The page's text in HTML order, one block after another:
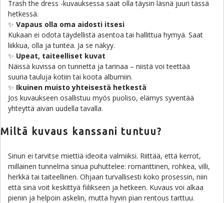
Trash the dress -kuvauksessa saat olla täysin läsnä juuri tässä
hetkessä.
✨ Vapaus olla oma aidosti itsesi
Kukaan ei odota täydellistä asentoa tai hallittua hymyä. Saat
liikkua, olla ja tuntea. Ja se näkyy.
✨ Upeat, taiteelliset kuvat
Näissä kuvissa on tunnetta ja tarinaa – niistä voi teettää
suuria tauluja kotiin tai koota albumiin.
✨ Ikuinen muisto yhteisestä hetkestä
Jos kuvaukseen osallistuu myös puoliso, elämys syventää
yhteyttä aivan uudella tavalla.
Miltä kuvaus kanssani tuntuu?
Sinun ei tarvitse miettiä ideoita valmiiksi. Riittää, että kerrot,
millainen tunnelma sinua puhuttelee: romanttinen, rohkea, villi,
herkkä tai taiteellinen. Ohjaan turvallisesti koko prosessin, niin
että sinä voit keskittyä fiilikseen ja hetkeen. Kuvaus voi alkaa
pienin ja helpoin askelin, mutta hyvin pian rentous tarttuu.